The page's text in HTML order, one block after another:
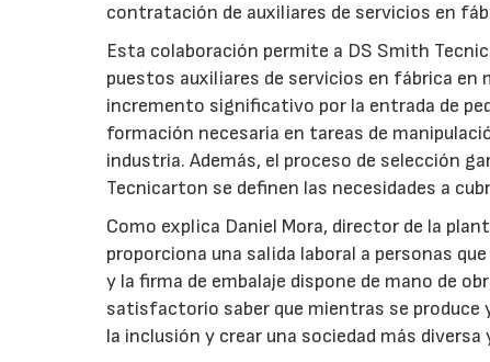
contratación de auxiliares de servicios en
Esta colaboración permite a DS Smith
puestos auxiliares de servicios en fábrica
incremento significativo por la entrada de
formación necesaria en tareas de
industria. Además, el proceso de selección
Tecnicarton se definen las necesidades a
Como explica Daniel Mora, director de la
proporciona una salida laboral a personas
y la firma de embalaje dispone de mano de
satisfactorio saber que mientras se
la inclusión y crear una sociedad más diversa